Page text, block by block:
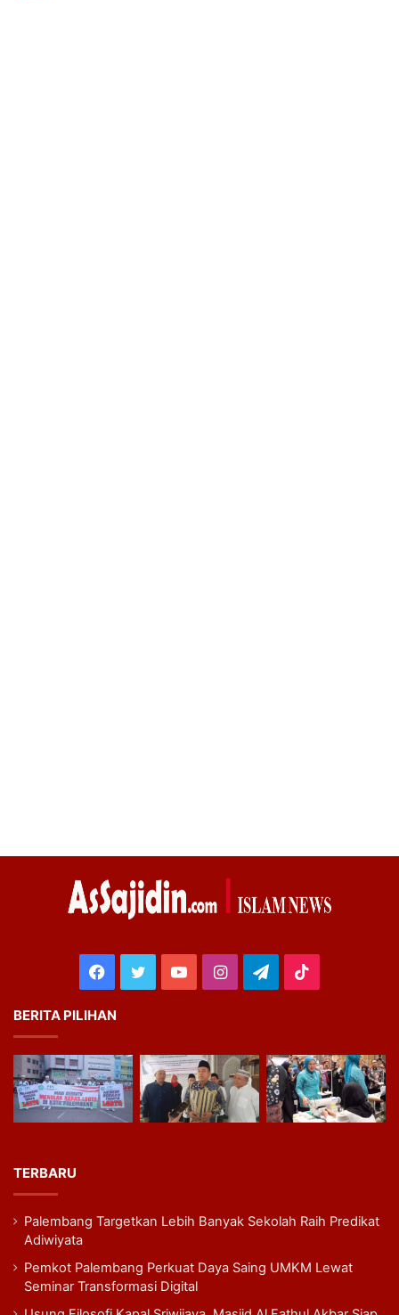
Facebook
TwitterYouTubeInstagram
Telegram
BERITA PILIHAN
TERBARU
Palembang Targetkan Lebih Banyak Sekolah Raih Predikat
Adiwiyata
Pemkot Palembang Perkuat Daya Saing UMKM Lewat
Seminar Transformasi Digital